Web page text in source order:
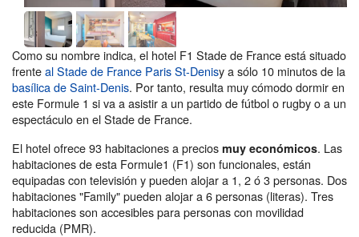
Como su nombre indica, el hotel F1 Stade de France está situado
frenteal Stade de France Paris St-Denisy a sólo 10 minutos de la
basílica de Saint-Denis. Por tanto, resulta muy cómodo dormir en
este Formule 1 si va a asistir a un partido de fútbol o rugby o a un
espectáculo en el Stade de France.
El hotel ofrece 93 habitaciones a precios muy económicos. Las
habitaciones de esta Formule1 (F1) son funcionales, están
equipadas con televisión y pueden alojar a 1, 2 ó 3 personas. Dos
habitaciones "Family" pueden alojar a 6 personas (literas). Tres
habitaciones son accesibles para personas con movilidad
reducida (PMR).